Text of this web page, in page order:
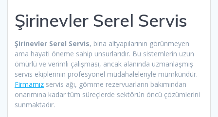
Şirinevler Serel Servis
Şirinevler Serel Servis, bina altyapılarının görünmeyen
ama hayati öneme sahip unsurlarıdır. Bu sistemlerin uzun
ömürlü ve verimli çalışması, ancak alanında uzmanlaşmış
servis ekiplerinin profesyonel müdahaleleriyle mümkündür.
Firmamız servis ağı, gömme rezervuarların bakımından
onarımına kadar tüm süreçlerde sektörün öncü çözümlerini
sunmaktadır.